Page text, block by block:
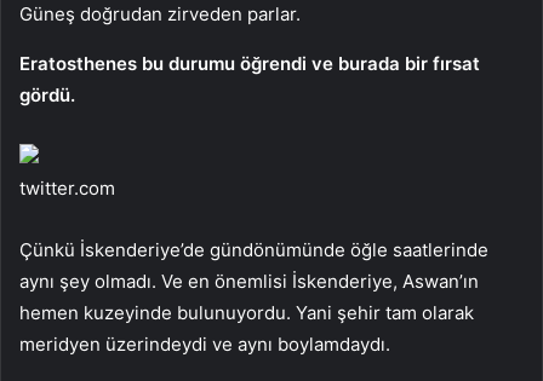
Güneş doğrudan zirveden parlar.
Eratosthenes bu durumu öğrendi ve burada bir fırsat
gördü.
twitter.com
Çünkü İskenderiye’de gündönümünde öğle saatlerinde
aynı şey olmadı. Ve en önemlisi İskenderiye, Aswan’ın
hemen kuzeyinde bulunuyordu. Yani şehir tam olarak
meridyen üzerindeydi ve aynı boylamdaydı.